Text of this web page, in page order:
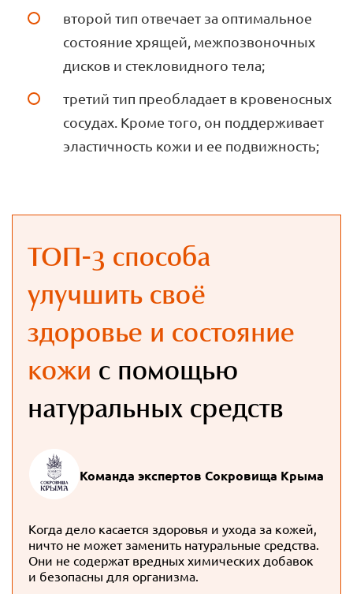
второй тип отвечает за оптимальное
состояние хрящей, межпозвоночных
дисков и стекловидного тела;
третий тип преобладает в кровеносных
сосудах. Кроме того, он поддерживает
эластичность кожи и ее подвижность;
ТОП-3 способа
улучшить своё
здоровье и состояние
кожи с помощью
натуральных средств
Команда экспертов Сокровища Крыма
Когда дело касается здоровья и ухода за кожей,
ничто не может заменить натуральные средства.
Они не содержат вредных химических добавок
и безопасны для организма.